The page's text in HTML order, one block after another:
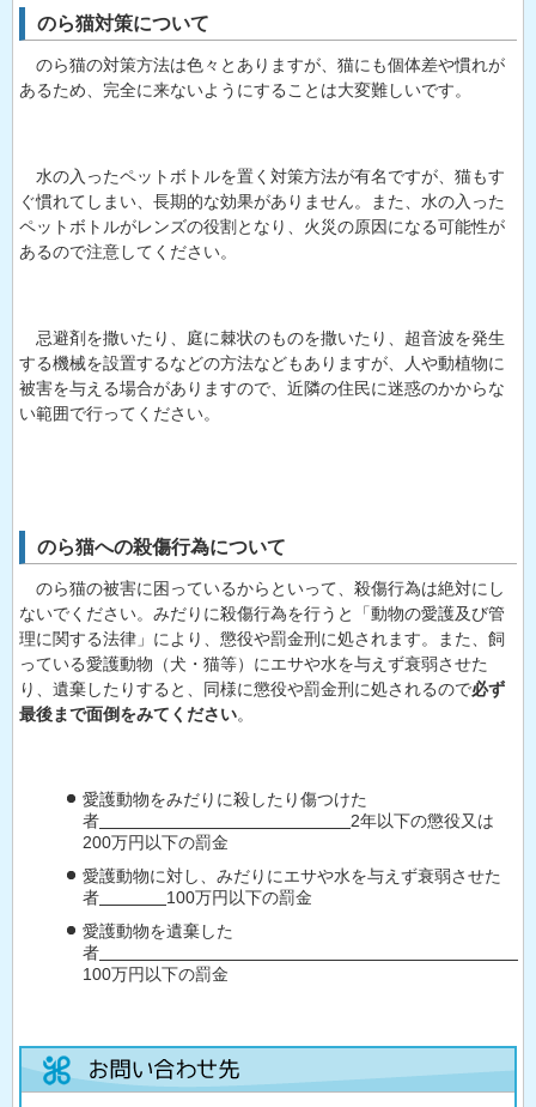
のら猫対策について
のら猫の対策方法は色々とありますが、猫にも個体差や慣れが
あるため、完全に来ないようにすることは大変難しいです。
水の入ったペットボトルを置く対策方法が有名ですが、猫もす
ぐ慣れてしまい、長期的な効果がありません。また、水の入った
ペットボトルがレンズの役割となり、火災の原因になる可能性が
あるので注意してください。
忌避剤を撒いたり、庭に棘状のものを撒いたり、超音波を発生
する機械を設置するなどの方法などもありますが、人や動植物に
被害を与える場合がありますので、近隣の住民に迷惑のかからな
い範囲で行ってください。
のら猫への殺傷行為について
のら猫の被害に困っているからといって、殺傷行為は絶対にし
ないでください。みだりに殺傷行為を行うと「動物の愛護及び管
理に関する法律」により、懲役や罰金刑に処されます。また、飼
っている愛護動物（犬・猫等）にエサや水を与えず衰弱させた
り、遺棄したりすると、同様に懲役や罰金刑に処されるので必ず
最後まで面倒をみてください。
愛護動物をみだりに殺したり傷つけた
者
2年以下の懲役又は
200万円以下の罰金
愛護動物に対し、みだりにエサや水を与えず衰弱させた
者
100万円以下の罰金
愛護動物を遺棄した
者
100万円以下の罰金